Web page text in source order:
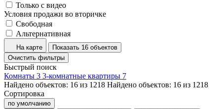
Только с видео
Условия продажи во вторичке
Свободная
Альтернативная
На карте
Показать 16 объектов
Очистить фильтры
Быстрый поиск
Комнаты 3 3-комнатные квартиры 7
Найдено объектов: 16 из 1218 Найдено объектов: 16 из 1218
Сортировка
по умолчанию